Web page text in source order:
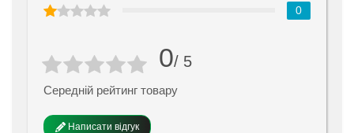
0/ 5
Середній рейтинг товару
Написати відгук
0